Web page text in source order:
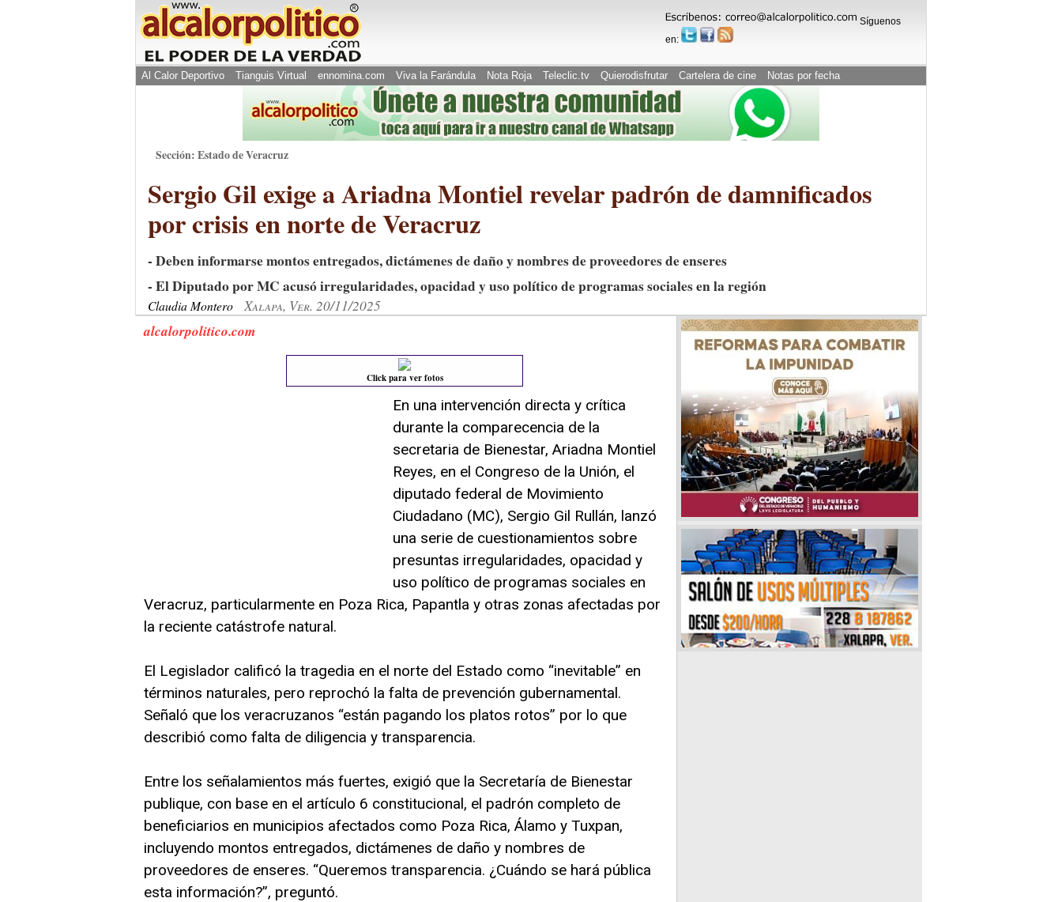
Síguenos
en:
Al Calor Deportivo Tianguis Virtual ennomina.com Viva la Farándula Nota Roja Teleclic.tv Quierodisfrutar Cartelera de cine Notas por fecha
Sección: Estado de Veracruz
Sergio Gil exige a Ariadna Montiel revelar padrón de damnificados
por crisis en norte de Veracruz
- Deben informarse montos entregados, dictámenes de daño y nombres de proveedores de enseres
- El Diputado por MC acusó irregularidades, opacidad y uso político de programas sociales en la región
Claudia Montero Xalapa, Ver. 20/11/2025
alcalorpolitico.com
Click para ver fotos
En una intervención directa y crítica
durante la comparecencia de la
secretaria de Bienestar, Ariadna Montiel
Reyes, en el Congreso de la Unión, el
diputado federal de Movimiento
Ciudadano (MC), Sergio Gil Rullán, lanzó
una serie de cuestionamientos sobre
presuntas irregularidades, opacidad y
uso político de programas sociales en
Veracruz, particularmente en Poza Rica, Papantla y otras zonas afectadas por
la reciente catástrofe natural.
El Legislador calificó la tragedia en el norte del Estado como “inevitable” en
términos naturales, pero reprochó la falta de prevención gubernamental.
Señaló que los veracruzanos “están pagando los platos rotos” por lo que
describió como falta de diligencia y transparencia.
Entre los señalamientos más fuertes, exigió que la Secretaría de Bienestar
publique, con base en el artículo 6 constitucional, el padrón completo de
beneficiarios en municipios afectados como Poza Rica, Álamo y Tuxpan,
incluyendo montos entregados, dictámenes de daño y nombres de
proveedores de enseres. “Queremos transparencia. ¿Cuándo se hará pública
esta información?”, preguntó.